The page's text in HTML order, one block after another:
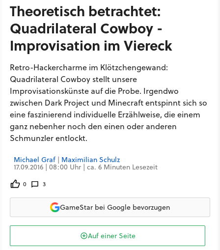
Theoretisch betrachtet:
Quadrilateral Cowboy -
Improvisation im Viereck
Retro-Hackercharme im Klötzchengewand:
Quadrilateral Cowboy stellt unsere
Improvisationskünste auf die Probe. Irgendwo
zwischen Dark Project und Minecraft entspinnt sich so
eine faszinierend individuelle Erzählweise, die einem
ganz nebenher noch den einen oder anderen
Schmunzler entlockt.
Michael Graf | Maximilian Schulz
17.09.2016 | 08:00 Uhr | ca. 6 Minuten Lesezeit
0 3
GameStar bei Google bevorzugen
Auf einer Seite